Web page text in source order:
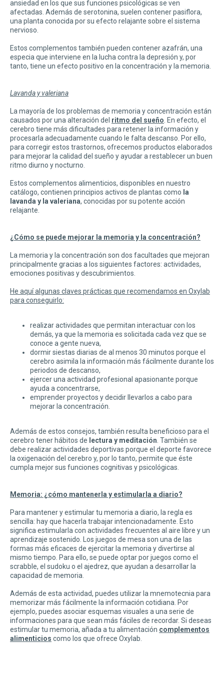
ansiedad en los que sus funciones psicológicas se ven
afectadas. Además de serotonina, suelen contener pasiflora,
una planta conocida por su efecto relajante sobre el sistema
nervioso.
Estos complementos también pueden contener azafrán, una
especia que interviene en la lucha contra la depresión y, por
tanto, tiene un efecto positivo en la concentración y la memoria.
Lavanda y valeriana
La mayoría de los problemas de memoria y concentración están
causados por una alteración del ritmo del sueño . En efecto, el
cerebro tiene más dificultades para retener la información y
procesarla adecuadamente cuando le falta descanso. Por ello,
para corregir estos trastornos, ofrecemos productos elaborados
para mejorar la calidad del sueño y ayudar a restablecer un buen
ritmo diurno y nocturno.
Estos complementos alimenticios, disponibles en nuestro
catálogo, contienen principios activos de plantas como la
lavanda y la valeriana, conocidas por su potente acción
relajante.
¿Cómo se puede mejorar la memoria y la concentración?
La memoria y la concentración son dos facultades que mejoran
principalmente gracias a los siguientes factores: actividades,
emociones positivas y descubrimientos.
He aquí algunas claves prácticas que recomendamos en Oxylab
para conseguirlo:
realizar actividades que permitan interactuar con los
demás, ya que la memoria es solicitada cada vez que se
conoce a gente nueva,
dormir siestas diarias de al menos 30 minutos porque el
cerebro asimila la información más fácilmente durante los
periodos de descanso,
ejercer una actividad profesional apasionante porque
ayuda a concentrarse,
emprender proyectos y decidir llevarlos a cabo para
mejorar la concentración.
Además de estos consejos, también resulta beneficioso para el
cerebro tener hábitos de lectura y meditación . También se
debe realizar actividades deportivas porque el deporte favorece
la oxigenación del cerebro y, por lo tanto, permite que éste
cumpla mejor sus funciones cognitivas y psicológicas.
Memoria: ¿cómo mantenerla y estimularla a diario?
Para mantener y estimular tu memoria a diario, la regla es
sencilla: hay que hacerla trabajar intencionadamente. Esto
significa estimularla con actividades frecuentes al aire libre y un
aprendizaje sostenido. Los juegos de mesa son una de las
formas más eficaces de ejercitar la memoria y divertirse al
mismo tiempo. Para ello, se puede optar por juegos como el
scrabble, el sudoku o el ajedrez, que ayudan a desarrollar la
capacidad de memoria.
Además de esta actividad, puedes utilizar la mnemotecnia para
memorizar más fácilmente la información cotidiana. Por
ejemplo, puedes asociar esquemas visuales a una serie de
informaciones para que sean más fáciles de recordar. Si deseas
estimular tu memoria, añada a tu alimentación complementos
alimenticios como los que ofrece Oxylab.